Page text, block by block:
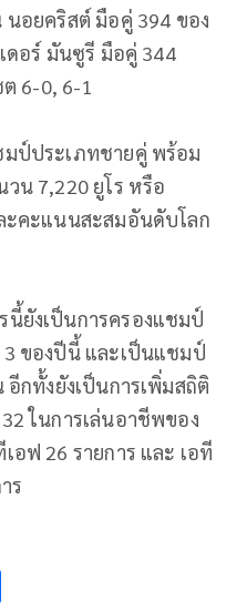
อยคริสต์ มือคู่ 394 ของ
ดอร์ มันซูรี มือคู่ 344
ต 6-0, 6-1
ป์ประเภทชายคู่ พร้อม
วน 7,220 ยูโร หรือ
ะคะแนนสะสมอันดับโลก
ยังเป็นการครองแชมป์
3 ของปีนี้ และเป็นแชมป์
อีกทั้งยังเป็นการเพิ่มสถิติ
ในการเล่นอาชีพของ
อฟ 26 รายการ และ เอที
ร